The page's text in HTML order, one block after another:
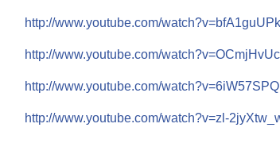
http://www.youtube.com/
http://www.youtube.com/
http://www.youtube.com/
http://www.youtube.com/watch?v=zl-